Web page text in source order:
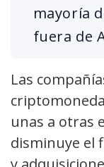
mayoría
fuera de
Las
unas a otras
disminuye el